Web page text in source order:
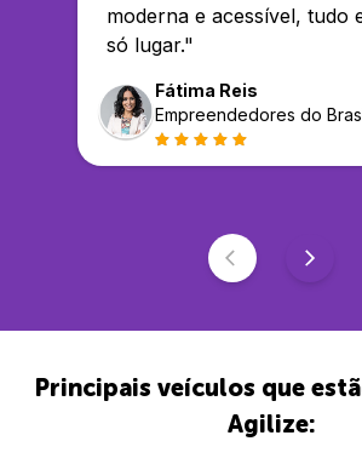
moderna e acessível, tudo
só lugar."
Fátima Reis
Empreendedores do
Principais veículos que
Agilize: